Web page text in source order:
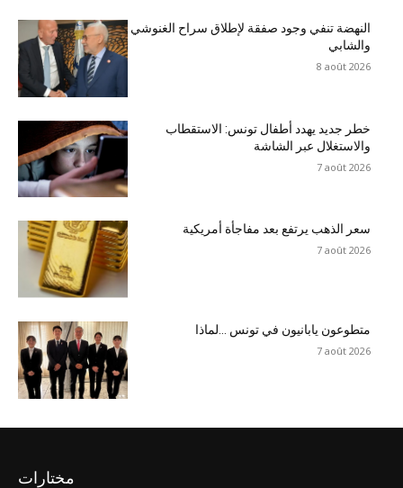
النهضة تنفي وجود صفقة لإطلاق سراح الغنوشي
والشابي
8 août 2026
خطر جديد يهدد أطفال تونس: الاستقطاب
والاستغلال عبر الشاشة
7 août 2026
سعر الذهب يرتفع بعد مفاجأة أمريكية
7 août 2026
متطوعون يابانيون في تونس …لماذا
7 août 2026
مختارات